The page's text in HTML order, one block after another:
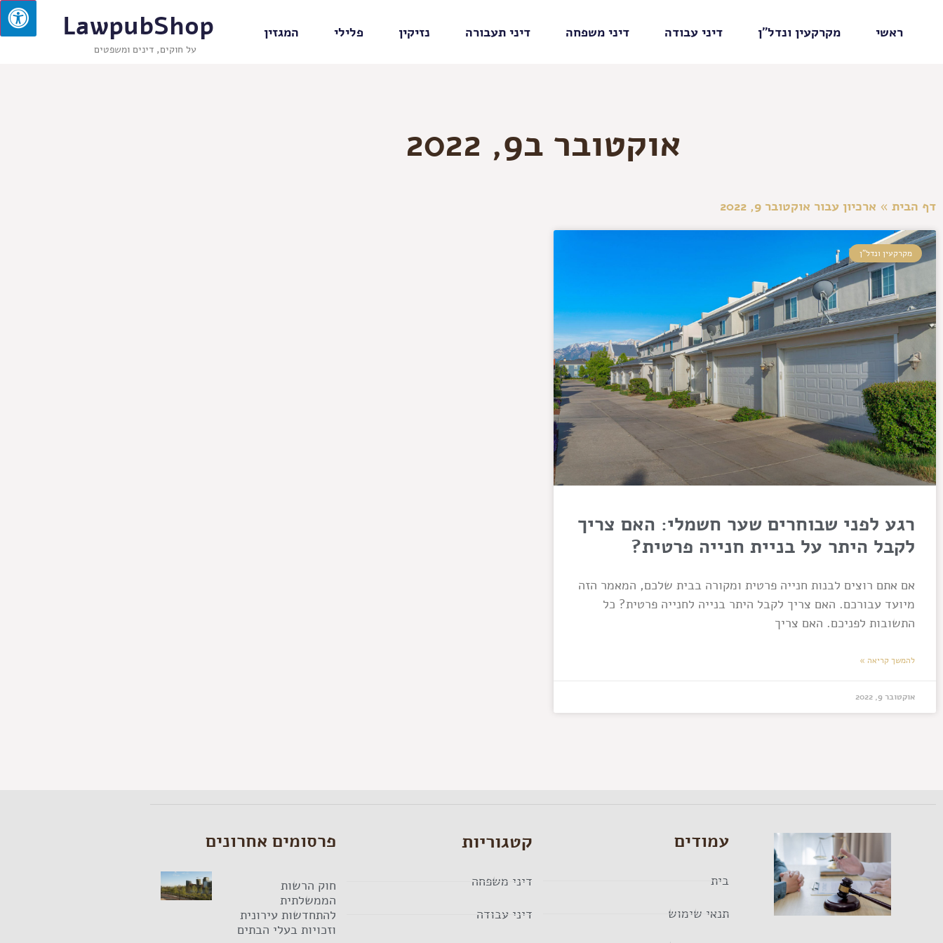
ראשי מקרקעין ונדל"ן דיני עבודה דיני משפחה דיני תעבורה נזיקין פלילי המגזין LawpubShop
על חוקים, דינים ומשפטים
אוקטובר ב9, 2022
דף הבית » ארכיון עבור אוקטובר 9, 2022
מקרקעין ונדל"ן
רגע לפני שבוחרים שער חשמלי: האם צריך
לקבל היתר על בניית חנייה פרטית?
אם אתם רוצים לבנות חנייה פרטית ומקורה בבית שלכם, המאמר הזה
מיועד עבורכם. האם צריך לקבל היתר בנייה לחנייה פרטית? כל
התשובות לפניכם. האם צריך
להמשך קריאה »
אוקטובר 9, 2022
עמודים
בית
תנאי שימוש
קטגוריות
דיני משפחה
דיני עבודה
פרסומים אחרונים
חוק הרשות
הממשלתית
להתחדשות עירונית
וזכויות בעלי הבתים